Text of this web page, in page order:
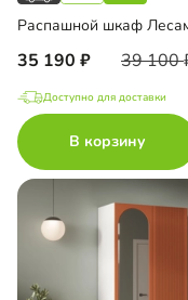
Распашной шкаф
35 190 39 100
Доступно для доставки
В корзину